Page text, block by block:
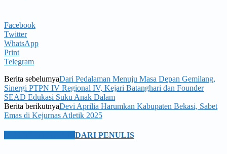
Facebook
Twitter
WhatsApp
Print
Telegram
Berita sebelumyaDari Pedalaman Menuju Masa Depan Gemilang,
Sinergi PTPN IV Regional IV, Kejari Batanghari dan Founder
SEAD Edukasi Suku Anak Dalam
Berita berikutnyaDevi Aprilia Harumkan Kabupaten Bekasi, Sabet
Emas di Kejurnas Atletik 2025
DARI PENULIS